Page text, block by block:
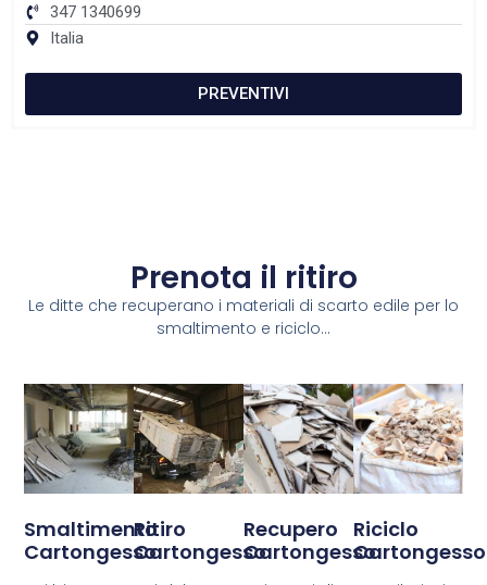
347 1340699
Italia
PREVENTIVI
Prenota il ritiro
Le ditte che recuperano i materiali di scarto edile per lo
smaltimento e riciclo...
Smaltimento
Cartongesso
Ritiro
Cartongesso
Recupero
Cartongesso
Riciclo
Cartongesso